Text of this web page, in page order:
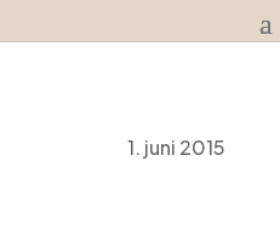
1. juni 2015